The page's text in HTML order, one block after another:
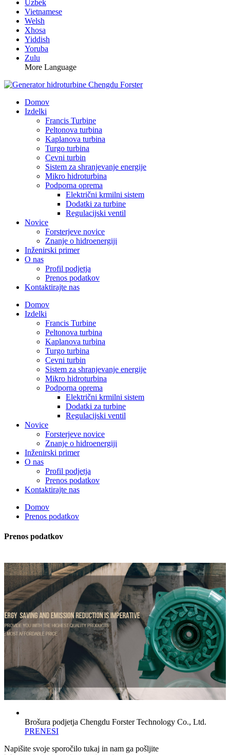
Uzbek
Vietnamese
Welsh
Xhosa
Yiddish
Yoruba
Zulu
More Language
Domov
Izdelki
Francis Turbine
Peltonova turbina
Kaplanova turbina
Turgo turbina
Cevni turbin
Sistem za shranjevanje energije
Mikro hidroturbina
Podporna oprema
Električni krmilni sistem
Dodatki za turbine
Regulacijski ventil
Novice
Forsterjeve novice
Znanje o hidroenergiji
Inženirski primer
O nas
Profil podjetja
Prenos podatkov
Kontaktirajte nas
Domov
Izdelki
Francis Turbine
Peltonova turbina
Kaplanova turbina
Turgo turbina
Cevni turbin
Sistem za shranjevanje energije
Mikro hidroturbina
Podporna oprema
Električni krmilni sistem
Dodatki za turbine
Regulacijski ventil
Novice
Forsterjeve novice
Znanje o hidroenergiji
Inženirski primer
O nas
Profil podjetja
Prenos podatkov
Kontaktirajte nas
Domov
Prenos podatkov
Prenos podatkov
Brošura podjetja Chengdu Forster Technology Co., Ltd.
PRENESI
Napišite svoje sporočilo tukaj in nam ga pošljite